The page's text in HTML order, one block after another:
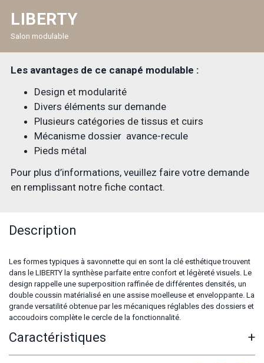
LIBERTY
Salon modulable
Les avantages de ce canapé modulable :
Design et modularité
Divers éléments sur demande
Plusieurs catégories de tissus et cuirs
Mécanisme dossier avance-recule
Pieds métal
Pour plus d’informations, veuillez faire votre demande
en remplissant notre fiche contact.
Description
Les formes typiques à savonnette qui en sont la clé esthétique trouvent
dans le LIBERTY la synthèse parfaite entre confort et légèreté visuels. Le
design rappelle une superposition raffinée de différentes densités, un
double coussin matérialisé en une assise moelleuse et enveloppante. La
grande versatilité obtenue par les mécaniques réglables des dossiers et
accoudoirs complète le cercle de la fonctionnalité.
Caractéristiques +